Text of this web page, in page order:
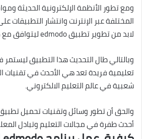
ومع تطور الأنظمة الإلكترونية الحديثة
المختلفة عبر الإنترنت وانتشار التطبيقات
لابد من تطوير تطبيق edmodo ليتوافق مع كافة أجهزة الاندرويد.
وبالتالي طال التحديث هذا التطبيق
تعليمية فريدة تعد هي الأحدث في تقنيات
شعبية في عالم التعليم الالكتروني.
أحدث طفرة في مجالات التعليم وتبادل